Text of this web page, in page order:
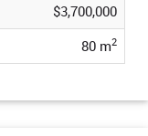
$3,700,000
80 m2